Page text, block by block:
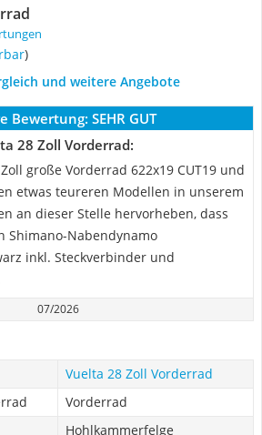
)
und weitere Angebote
Bewertung: SEHR GUT
28 Zoll Vorderrad:
große Vorderrad 622x19 CUT19 und
etwas teureren Modellen in unserem
an dieser Stelle hervorheben, dass
Shimano-Nabendynamo
inkl. Steckverbinder und
07/2026
Vuelta 28 Zoll Vorderrad
Vorderrad
Hohlkammerfelge